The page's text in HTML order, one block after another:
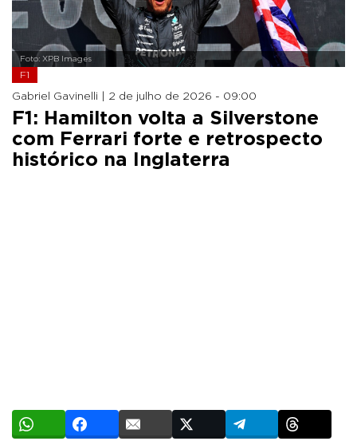
Foto: XPB Images
F1
Gabriel Gavinelli | 2 de julho de 2026 - 09:00
F1: Hamilton volta a Silverstone
com Ferrari forte e retrospecto
histórico na Inglaterra